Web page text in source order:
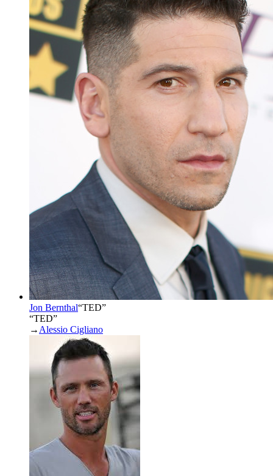
Jon Bernthal“TED”
“TED”
→ Alessio Cigliano